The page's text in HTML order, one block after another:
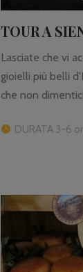
TOUR A
Lasciate che vi
gioielli più belli
che non
DURATA 3-6